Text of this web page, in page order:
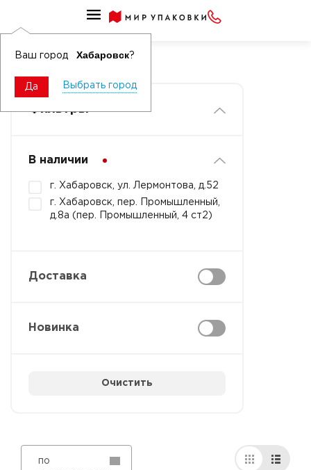
Ваш город Хабаровск?
Да Выбрать город
Гофролотки
Фильтры
В наличии
г. Хабаровск, ул. Лермонтова, д.52
г. Хабаровск, пер. Промышленный,
д.8а (пер. Промышленный, 4 ст2)
Доставка
Новинка
Очистить
по